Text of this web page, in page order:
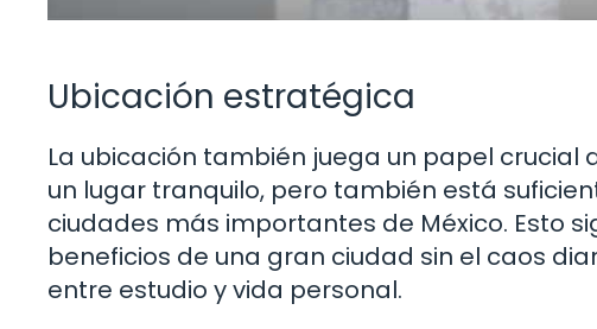
Ubicación estratégica
La ubicación también juega un papel crucial
un lugar tranquilo, pero también está
ciudades más importantes de México. Esto
beneficios de una gran ciudad sin el caos
entre estudio y vida personal.